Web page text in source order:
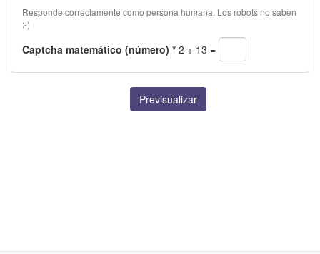
Responde correctamente como persona humana. Los robots no saben
:-)
Captcha matemático (número) * 2 + 13 =
Previsualizar